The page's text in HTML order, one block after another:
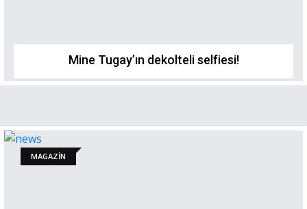
Mine Tugay’ın dekolteli selfiesi!
MAGAZİN